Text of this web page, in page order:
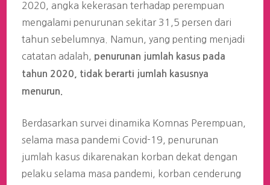
2020, angka kekerasan terhadap perempuan
mengalami penurunan sekitar 31,5 persen dari
tahun sebelumnya. Namun, yang penting menjadi
catatan adalah, penurunan jumlah kasus pada
tahun 2020, tidak berarti jumlah kasusnya
menurun.
Berdasarkan survei dinamika Komnas Perempuan,
selama masa pandemi Covid-19, penurunan
jumlah kasus dikarenakan korban dekat dengan
pelaku selama masa pandemi, korban cenderung